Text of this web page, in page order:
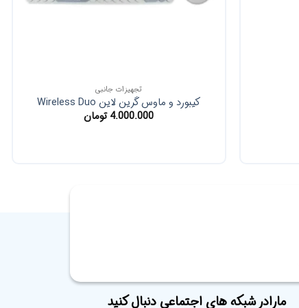
تجهیزات جانبی
کیبورد و ماوس گرین لاین Wireless Duo
4.000.000 تومان
مارادر شبکه های اجتماعی دنبال کنید